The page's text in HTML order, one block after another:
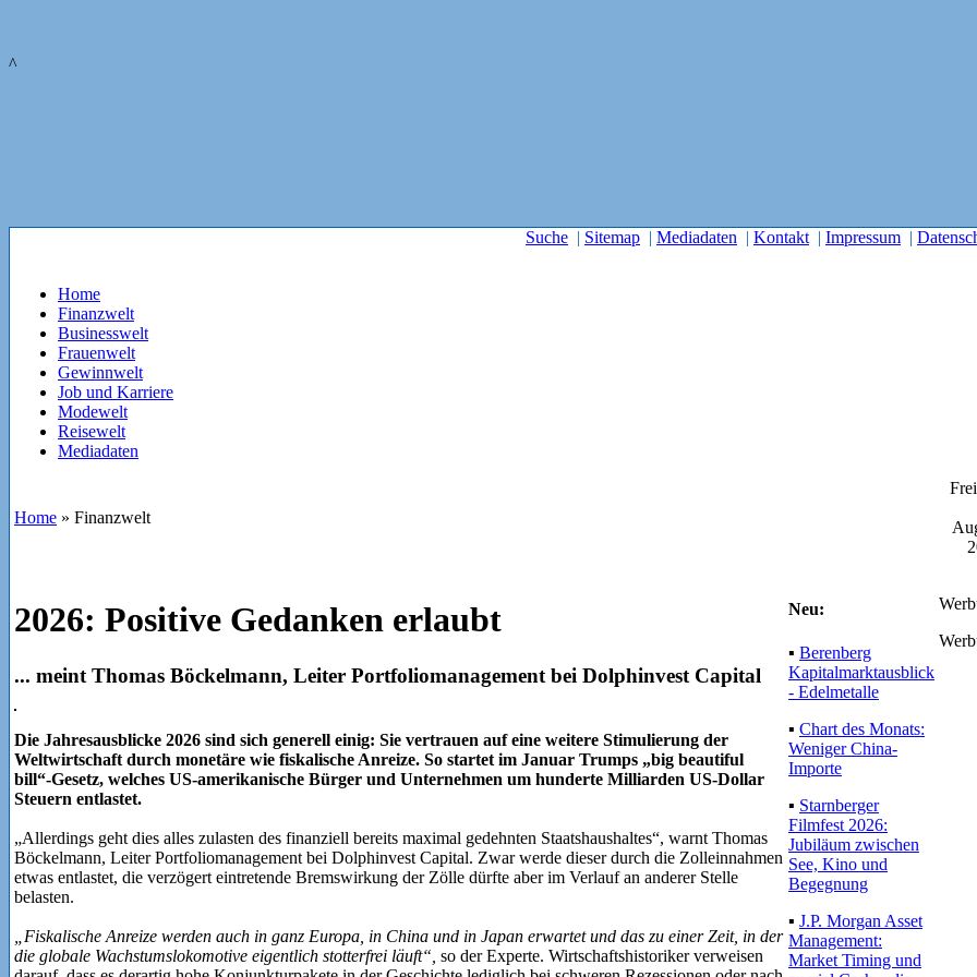
^
Suche | Sitemap | Mediadaten | Kontakt | Impressum |
Home
Finanzwelt
Businesswelt
Frauenwelt
Gewinnwelt
Job und Karriere
Modewelt
Reisewelt
Mediadaten
Home » Finanzwelt
2026: Positive Gedanken erlaubt
... meint Thomas Böckelmann, Leiter Portfoliomanagement bei Dolphinvest Capital
Die Jahresausblicke 2026 sind sich generell einig: Sie vertrauen auf eine weitere Stimulierung der
Weltwirtschaft durch monetäre wie fiskalische Anreize. So startet im Januar Trumps „big beautiful
bill“-Gesetz, welches US-amerikanische Bürger und Unternehmen um hunderte Milliarden US-Dollar
Steuern entlastet.
„Allerdings geht dies alles zulasten des finanziell bereits maximal gedehnten Staatshaushaltes“, warnt Thomas
Böckelmann, Leiter Portfoliomanagement bei Dolphinvest Capital. Zwar werde dieser durch die Zolleinnahmen
etwas entlastet, die verzögert eintretende Bremswirkung der Zölle dürfte aber im Verlauf an anderer Stelle
belasten.
„Fiskalische Anreize werden auch in ganz Europa, in China und in Japan erwartet und das zu einer Zeit, in der
die globale Wachstumslokomotive eigentlich stotterfrei läuft“, so der Experte. Wirtschaftshistoriker verweisen
Neu:
▪ Berenberg
Kapitalmarktausblick
- Edelmetalle
▪ Chart des Monats:
Weniger China-
Importe
▪ Starnberger
Filmfest 2026:
Jubiläum zwischen
See, Kino und
Begegnung
▪ J.P. Morgan Asset
Management:
Market Timing und